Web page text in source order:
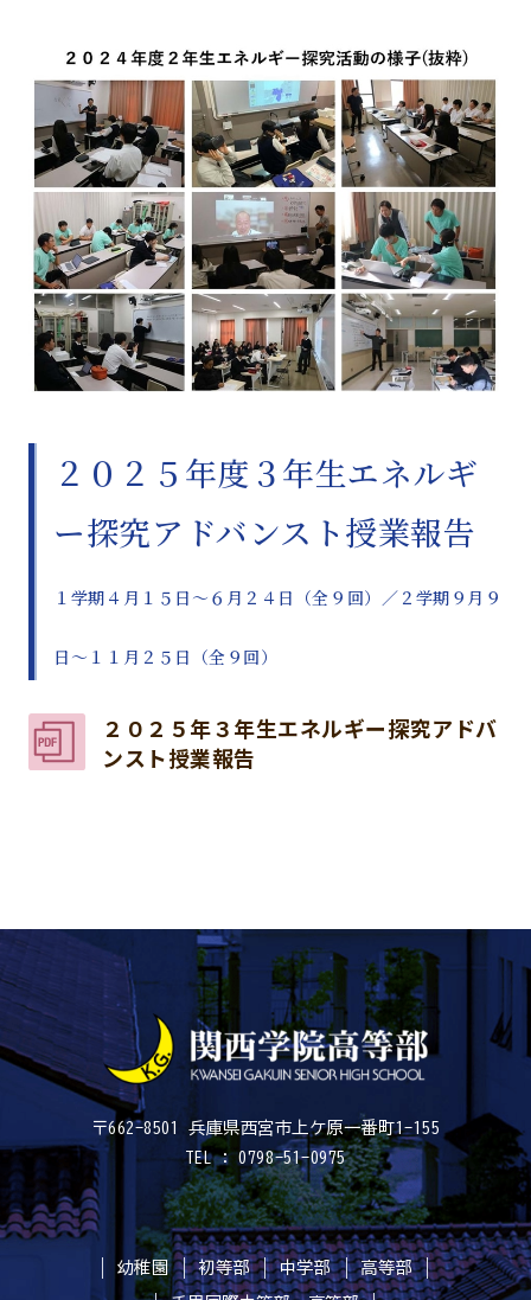
２０２５年度３年生エネルギ
ー探究アドバンスト授業報告
１学期４月１５日～６月２４日（全９回）／２学期９月９
日～１１月２５日（全９回）
２０２５年３年生エネルギー探究アドバ
ンスト授業報告
〒662-8501 兵庫県西宮市上ケ原一番町1-155
TEL : 0798-51-0975
幼稚園 初等部 中学部
高等部